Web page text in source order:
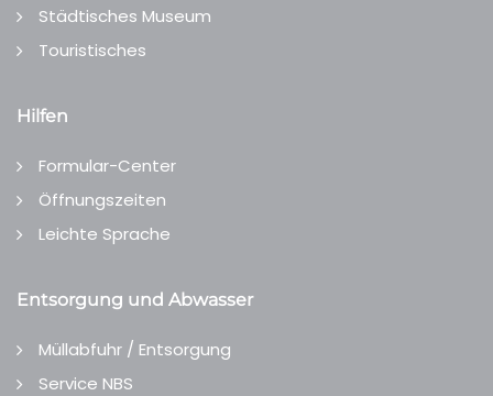
Städtisches Museum
Touristisches
Hilfen
Formular-Center
Öffnungszeiten
Leichte Sprache
Entsorgung und Abwasser
Müllabfuhr / Entsorgung
Service NBS